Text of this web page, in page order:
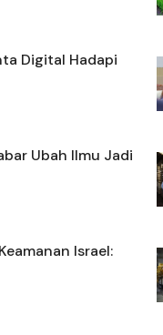
Digital Hadapi
Ubah Ilmu Jadi
Israel: